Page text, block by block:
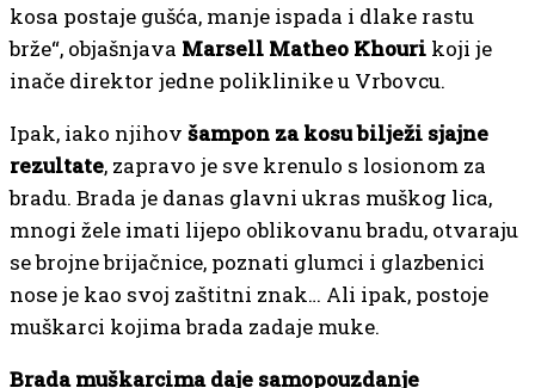
kosa postaje gušća, manje ispada i dlake rastu
brže“, objašnjava Marsell Matheo Khouri koji je
inače direktor jedne poliklinike u Vrbovcu.
Ipak, iako njihov šampon za kosu bilježi sjajne
rezultate, zapravo je sve krenulo s losionom za
bradu. Brada je danas glavni ukras muškog lica,
mnogi žele imati lijepo oblikovanu bradu, otvaraju
se brojne brijačnice, poznati glumci i glazbenici
nose je kao svoj zaštitni znak… Ali ipak, postoje
muškarci kojima brada zadaje muke.
Brada muškarcima daje samopouzdanje